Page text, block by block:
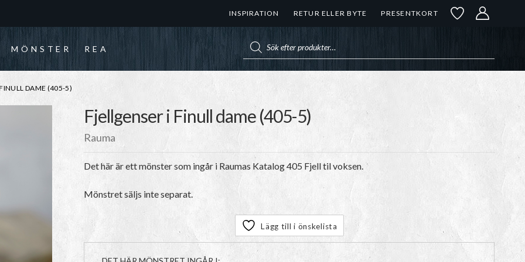
INSPIRATION RETUR ELLER BYTE PRESENTKORT
MÖNSTER REA
DAME (405-5)
Fjellgenser i Finull dame (405-5)
Rauma
Det här är ett mönster som ingår i Raumas Katalog 405 Fjell til voksen.
Mönstret säljs inte separat.
Lägg till i önskelista